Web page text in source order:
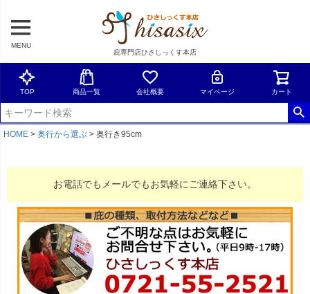
MENU
庇専門店ひさしっくす本店
TOP 商品一覧 会社概要 マイページ カート
HOME 奥行から選ぶ 奥行き95cm
お電話でもメールでもお気軽にご連絡下さい。